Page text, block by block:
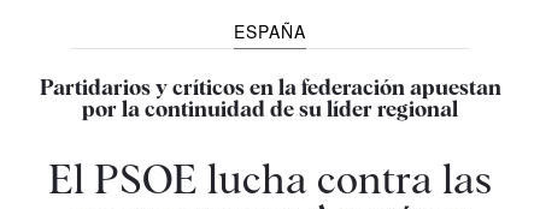
ESPAÑA
Partidarios y críticos en la federación apuestan
por la continuidad de su líder regional
El PSOE lucha contra las